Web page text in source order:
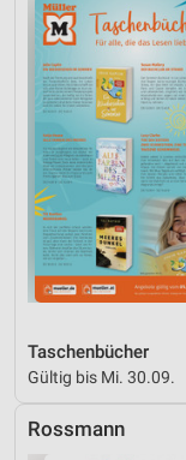
Taschenbücher
Gültig bis Mi. 30.09.
Rossmann